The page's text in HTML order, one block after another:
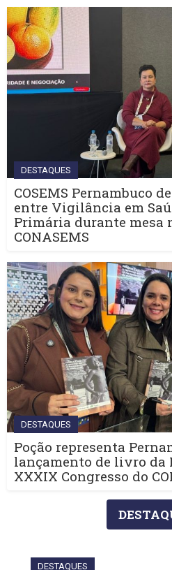
DESTAQUES
COSEMS Pernambuco
entre Vigilância em
Primária durante mesa
CONASEMS
DESTAQUES
Poção representa
lançamento de livro da
XXXIX Congresso do
DESTAQUES